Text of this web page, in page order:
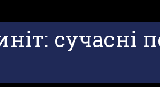
сучасні